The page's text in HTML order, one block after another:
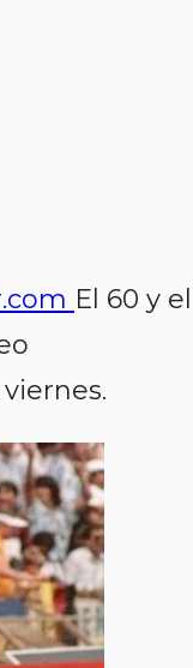
El 60 y el